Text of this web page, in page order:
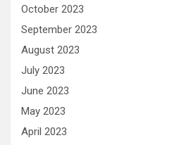
October 2023
September 2023
August 2023
July 2023
June 2023
May 2023
April 2023